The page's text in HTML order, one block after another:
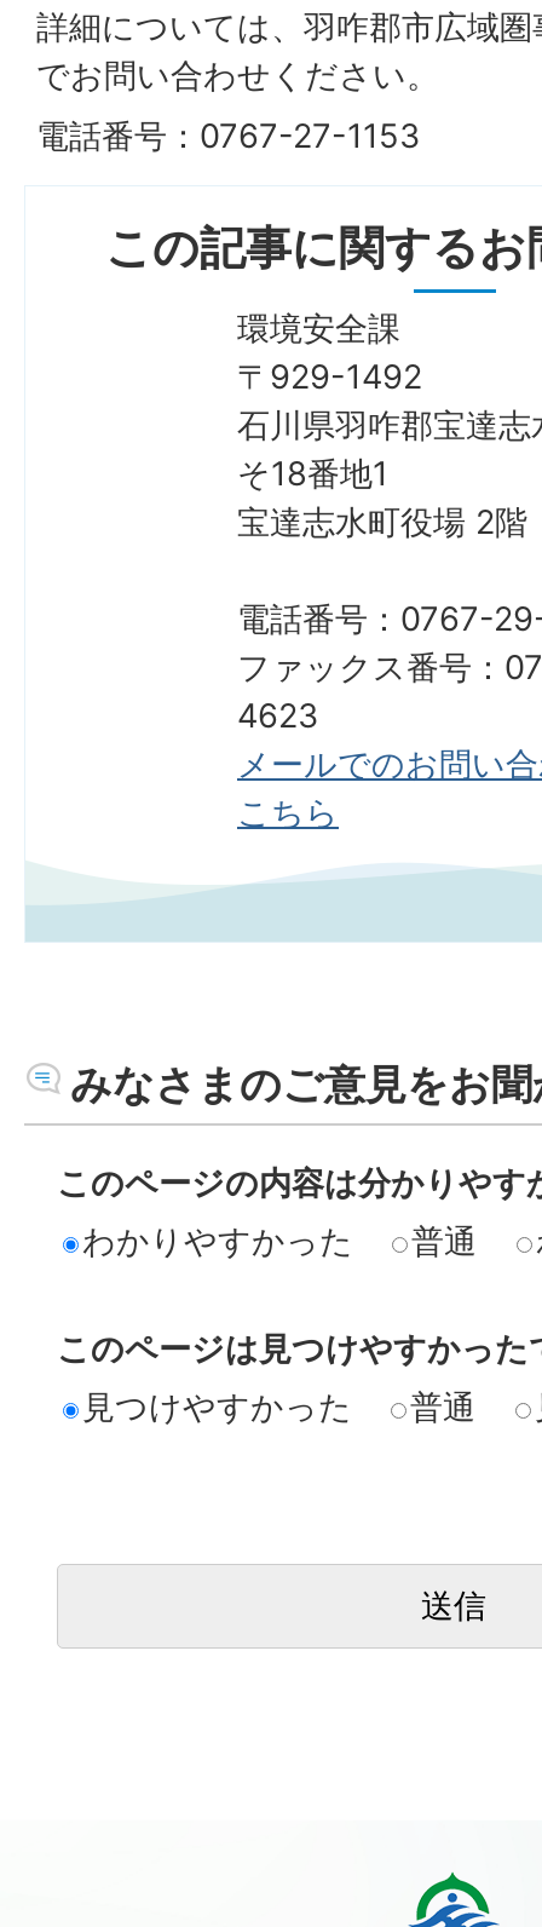
詳細については、羽咋郡市広域
でお問い合わせください。
電話番号：0767-27-1153
この記事に関する
環境安全課
〒929-1492
石川県羽咋郡宝達志
そ18番地1
宝達志水町役場 2階
電話番号：0767-
ファックス番号：
4623
メールでのお問い
こちら
みなさまのご意見をお
このページの内容は分かりやす
わかりやすかった
普通
このページは見つけやすかった
見つけやすかった
普通